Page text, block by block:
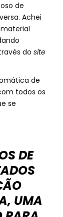
de
Achei
do site
de
todos os
se
DE
UMA